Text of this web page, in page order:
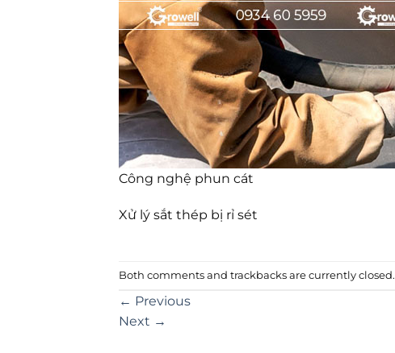
Công nghệ phun cát
Xử lý sắt thép bị rỉ sét
Both comments and trackbacks are currently closed.
← Previous
Next →